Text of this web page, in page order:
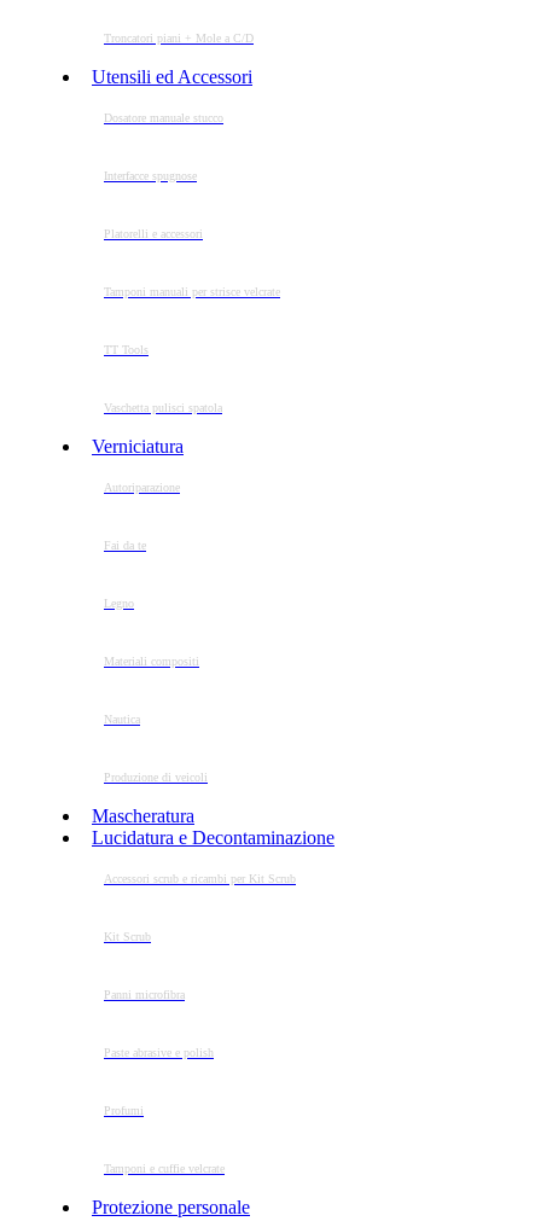
Troncatori piani + Mole a C/D
Utensili ed Accessori
Dosatore manuale stucco
Interfacce spugnose
Platorelli e accessori
Tamponi manuali per strisce velcrate
TT Tools
Vaschetta pulisci spatola
Verniciatura
Autoriparazione
Fai da te
Legno
Materiali compositi
Nautica
Produzione di veicoli
Mascheratura
Lucidatura e Decontaminazione
Accessori scrub e ricambi per Kit Scrub
Kit Scrub
Panni microfibra
Paste abrasive e polish
Profumi
Tamponi e cuffie velcrate
Protezione personale